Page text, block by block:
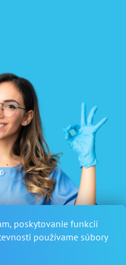
poskytovanie funkcií
používame súbory